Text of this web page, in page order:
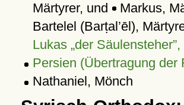
Märtyrer, und Markus,
Bartelel (Barṭal’ēl),
Lukas der Säulensteher ,
Persien (Übertragung der
Nathaniel, Mönch